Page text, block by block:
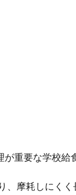
重要な学校給
摩耗しにく